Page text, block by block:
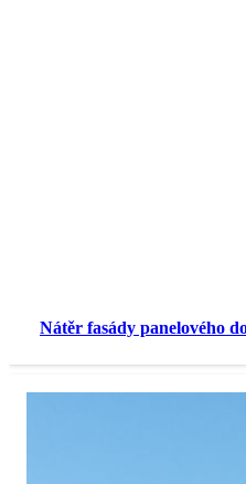
Nátěr fasády panelového